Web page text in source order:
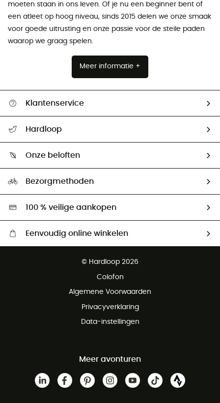
moeten staan ​​in ons leven. Of je nu een beginner bent of
een atleet op hoog niveau, sinds 2015 delen we onze smaak
voor goede uitrusting en onze passie voor de steile paden
waarop we graag spelen.
Meer informatie +
Klantenservice
Mijn zending volgen
Retourzendingen & Terugbetalingen
Hardloop
Ambassadeurs
Onze beloften
Hardgreen
Bezorgmethoden
100 % veilige aankopen
Eenvoudig online winkelen
Gratis retourneren binnen 100 dagen
© Hardloop 2026
Colofon
Algemene Voorwaarden
Privacyverklaring
Data-instellingen
Meer avonturen